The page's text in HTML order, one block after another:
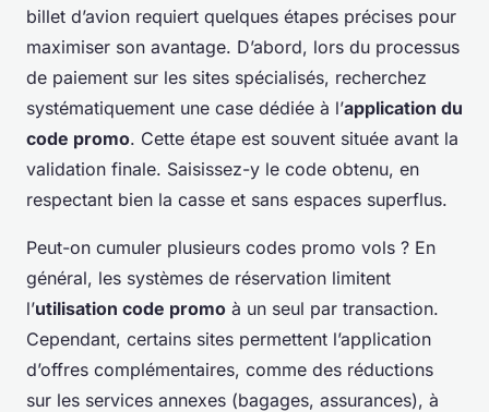
billet d’avion requiert quelques étapes précises pour
maximiser son avantage. D’abord, lors du processus
de paiement sur les sites spécialisés, recherchez
systématiquement une case dédiée à l’application du
code promo. Cette étape est souvent située avant la
validation finale. Saisissez-y le code obtenu, en
respectant bien la casse et sans espaces superflus.
Peut-on cumuler plusieurs codes promo vols ? En
général, les systèmes de réservation limitent
l’utilisation code promo à un seul par transaction.
Cependant, certains sites permettent l’application
d’offres complémentaires, comme des réductions
sur les services annexes (bagages, assurances), à